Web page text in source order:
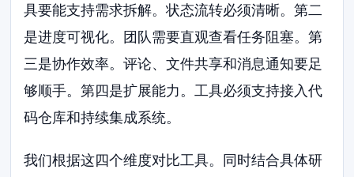
具要能支持需求拆解。状态流转必须清晰。第二
是进度可视化。团队需要直观查看任务阻塞。第
三是协作效率。评论、文件共享和消息通知要足
够顺手。第四是扩展能力。工具必须支持接入代
码仓库和持续集成系统。
我们根据这四个维度对比工具。同时结合具体研